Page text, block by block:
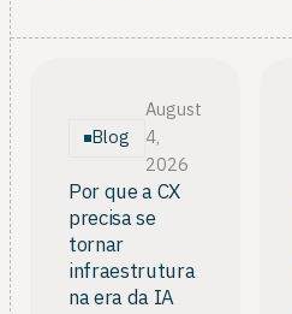
Blog
August
4,
2026
Por que a CX
precisa se
tornar
infraestrutura
na era da IA